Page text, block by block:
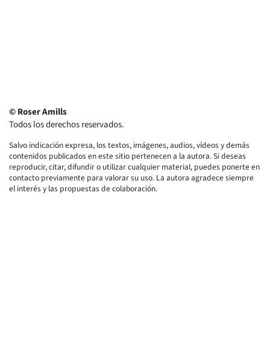
© Roser Amills
Todos los derechos reservados.
Salvo indicación expresa, los textos, imágenes, audios, vídeos y demás
contenidos publicados en este sitio pertenecen a la autora. Si deseas
reproducir, citar, difundir o utilizar cualquier material, puedes ponerte en
contacto previamente para valorar su uso. La autora agradece siempre
el interés y las propuestas de colaboración.